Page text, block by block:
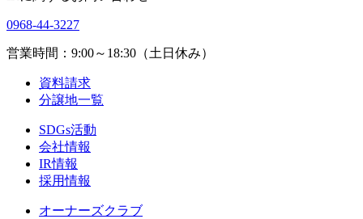
0968-44-3227
営業時間：9:00～18:30（土日休み）
資料請求
分譲地一覧
SDGs活動
会社情報
IR情報
採用情報
オーナーズクラブ